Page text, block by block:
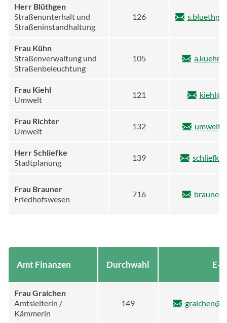
Herr Blüthgen
Straßenunterhalt und
Straßeninstandhaltung
126
Frau Kühn
Straßenverwaltung und
Straßenbeleuchtung
105
Frau Kiehl
Umwelt
121
Frau Richter
Umwelt
132
Herr Schliefke
Stadtplanung
139
Frau Brauner
Friedhofswesen
716
Amt Finanzen Durchwahl E-
Frau Graichen
Amtsleiterin /
Kämmerin
149